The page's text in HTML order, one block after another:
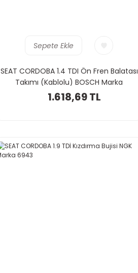
Sepete Ekle
SEAT CORDOBA 1.4 TDI Ön Fren Balatası
Takımı (Kablolu) BOSCH Marka
0986424723
1.618,69 TL